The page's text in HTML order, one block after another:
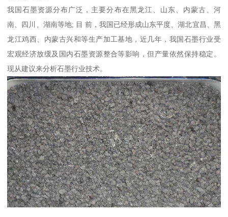
我国石墨资源分布广泛，主要分布在黑龙江、山东、内蒙古、河
南、四川、湖南等地; 目 前，我国已经形成山东平度、湖北宜昌、黑
龙江鸡西、内蒙古兴和等生产加工基地，近几年，我国石墨行业受
宏观经济放缓及国内石墨资源整合等影响，但产量依然保持稳定。
现从建议来分析石墨行业技术。